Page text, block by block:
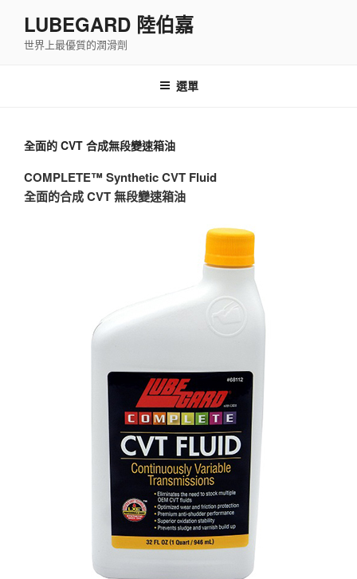
LUBEGARD 陸伯嘉
世界上最優質的潤滑劑
選單
全面的 CVT 合成無段變速箱油
COMPLETE™ Synthetic CVT Fluid
全面的合成 CVT 無段變速箱油